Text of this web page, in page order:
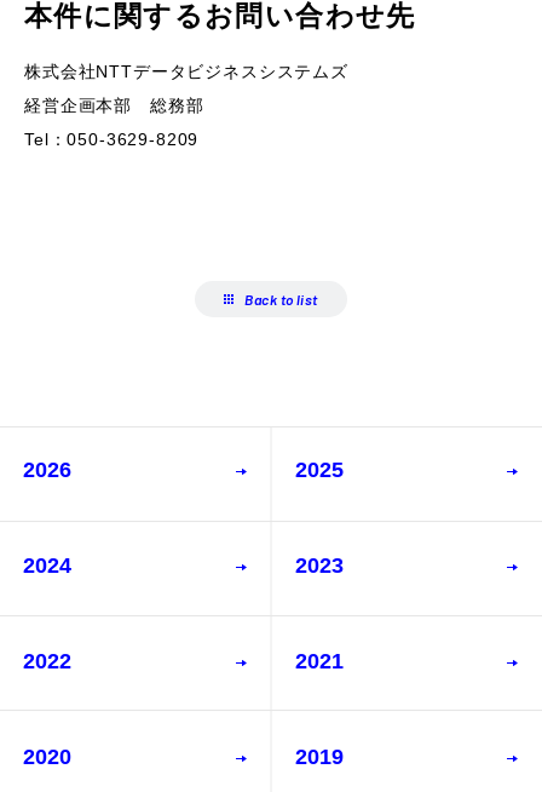
本件に関するお問い合わせ先
株式会社NTTデータビジネスシステムズ
経営企画本部 総務部
Tel：050-3629-8209
Back to list
2026 2025
2024 2023
2022 2021
2020 2019